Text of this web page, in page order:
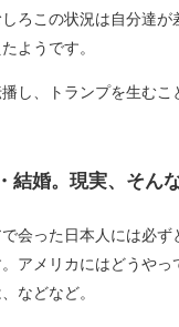
ろこの状況は自分達が
ようです。
し、トランプを生むこ
結婚。現実、そん
会った日本人には必ず
アメリカにはどうやっ
などなど。